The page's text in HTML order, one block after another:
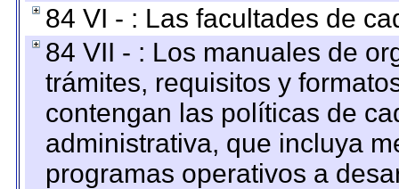
84 VI - : Las facultades de
84 VII - : Los manuales de
trámites, requisitos y
contengan las políticas de
administrativa, que incluya
programas operativos a